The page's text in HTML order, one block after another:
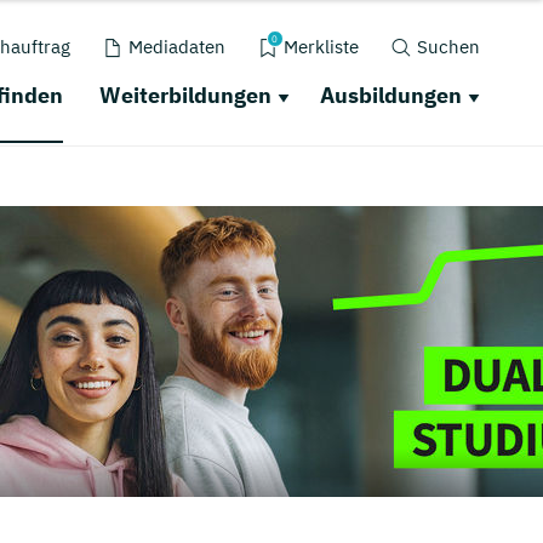
Mediadaten 0 Merkliste Suchen
Weiterbildungen Ausbildungen